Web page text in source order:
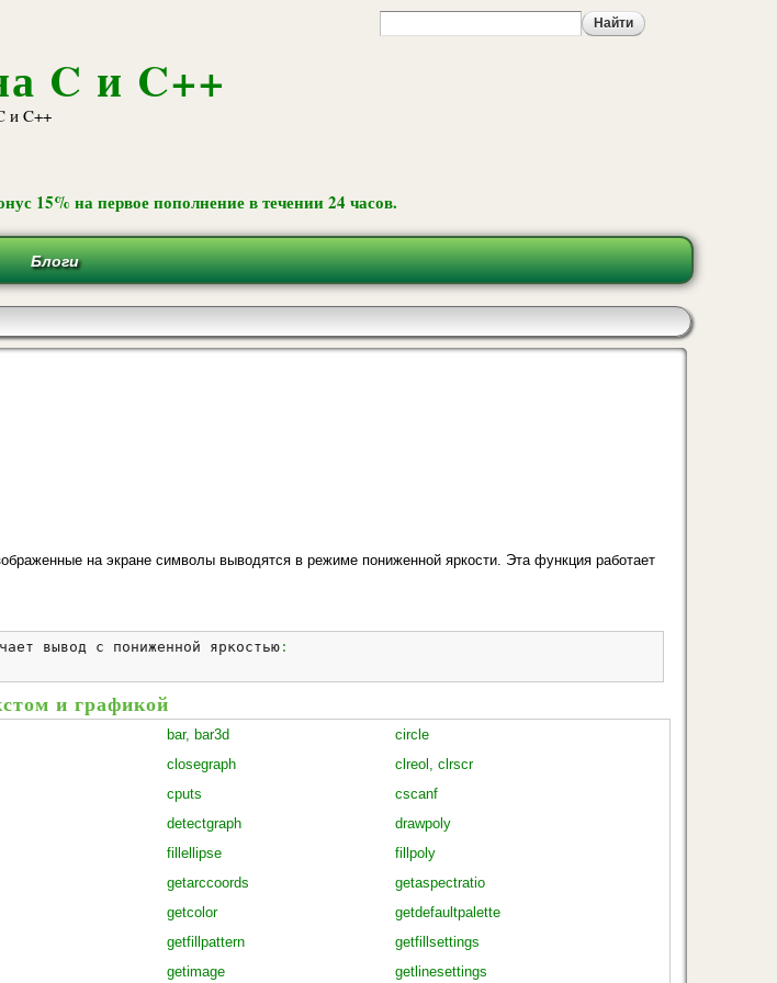
C и C++
и C++
15% на первое пополнение в течении 24 часов.
Блоги
на экране символы выводятся в режиме пони­женной яркости. Эта функция работает
вывод с пониженной яркостью :
и графикой
bar, bar3d
circle
closegraph
clreol, clrscr
cputs
cscanf
detectgraph
drawpoly
fillellipse
fillpoly
getarccoords
getaspectratio
getcolor
getdefaultpalette
getfillpattern
getfillsettings
getimage getlinesettings